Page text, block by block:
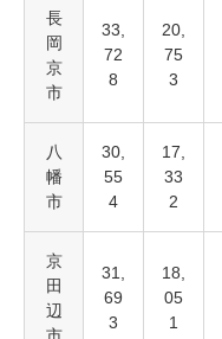
長
岡
京
市
33,
72
8
20,
75
3
八
幡
市
30,
55
4
17,
33
2
京
田
辺
31,
69
3
18,
05
1